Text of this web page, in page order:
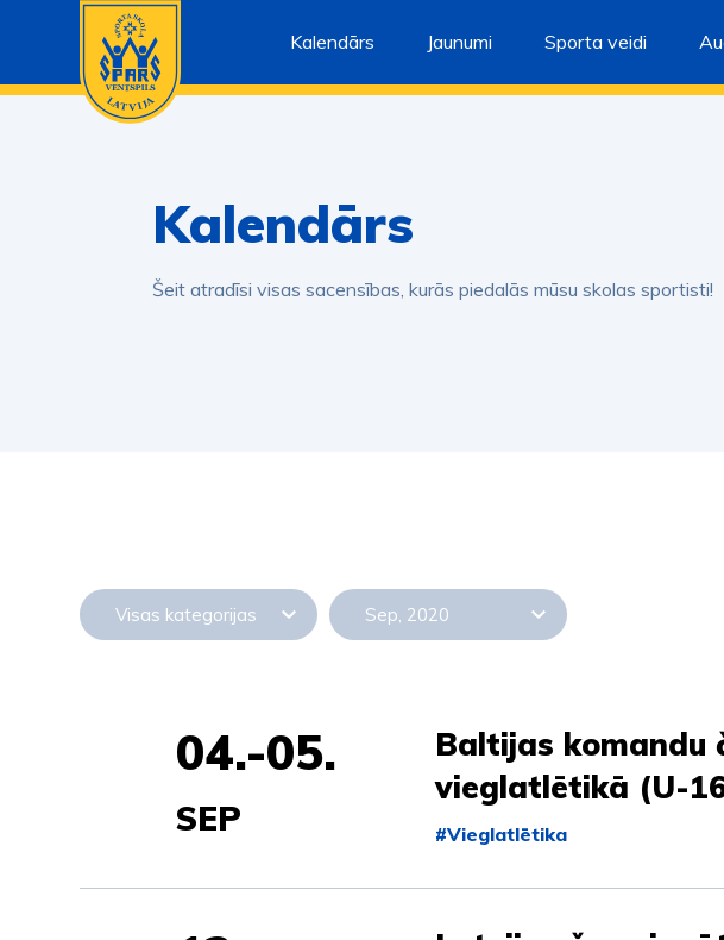
Kalendārs Jaunumi Sporta veidi
Kalendārs
Šeit atradīsi visas sacensības, kurās piedalās mūsu skolas sportisti!
Visas kategorijas Sep, 2020
04.-05.
SEP
Baltijas komandu
vieglatlētikā (U-
#Vieglatlētika